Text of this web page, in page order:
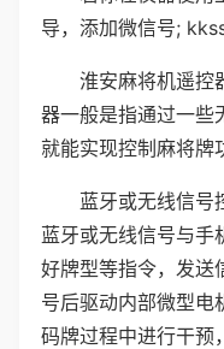
导，添加微信号;
淮安麻将机遥控
器一般是指通过一些
就能实现控制麻将牌
蓝牙或无线信号
蓝牙或无线信号与手
好牌型等指令，发送
号后驱动内部微型电
码牌过程中进行干预